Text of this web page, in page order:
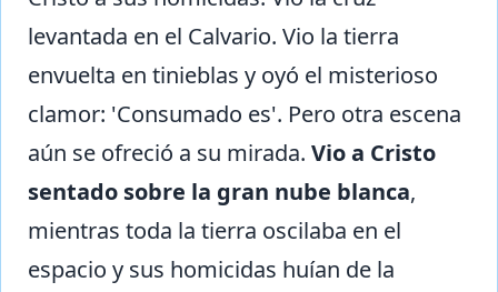
levantada en el Calvario. Vio la tierra
envuelta en tinieblas y oyó el misterioso
clamor: 'Consumado es'. Pero otra escena
aún se ofreció a su mirada. Vio a Cristo
sentado sobre la gran nube blanca,
mientras toda la tierra oscilaba en el
espacio y sus homicidas huían de la